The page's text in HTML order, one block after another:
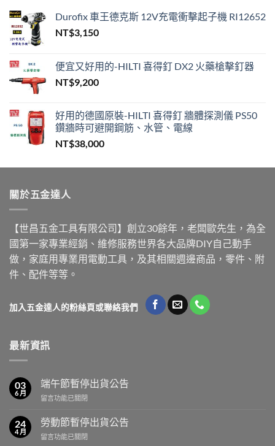
到
NT$650
Durofix 車王德克斯 12V充電衝擊起子機 RI12652
NT$3,150
便宜又好用的-HILTI 喜得釘 DX2 火藥槍擊釘器
NT$9,200
好用的德國原裝-HILTI 喜得釘 牆體探測儀 PS50
鑽牆時可避開鋼筋、水管、電線
NT$38,000
關於五金達人
【世昌五金工具有限公司】創立30餘年，老闆歐先生，為全
國第一家專業經銷、維修服務世界各大品牌DIY自己動手
做，家庭用專業用電動工具，及其相關週邊商品，零件、附
件、配件等等。
加入五金達人的粉絲頁或聯絡我們
最新資訊
03
6 月
端午節暫停出貨公告
在
午
節
暫
留言功能已關閉
24
4 月
勞動節暫停出貨公告
在
留言功能已關閉